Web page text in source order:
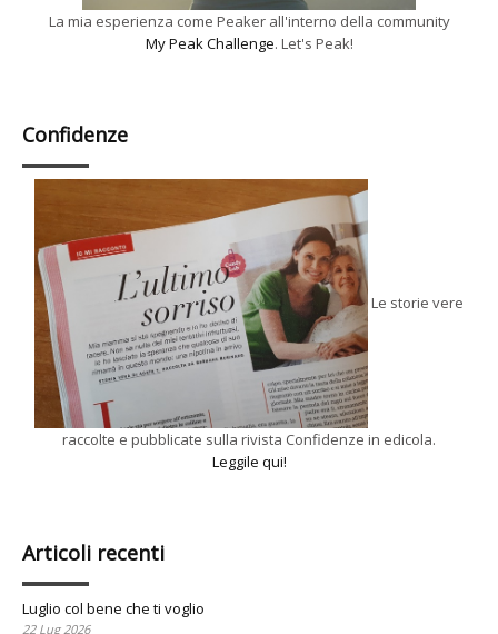
La mia esperienza come Peaker all'interno della community
My Peak Challenge. Let's Peak!
Confidenze
Le storie vere
raccolte e pubblicate sulla rivista Confidenze in edicola.
Leggile qui!
Articoli recenti
Luglio col bene che ti voglio
22 Lug 2026